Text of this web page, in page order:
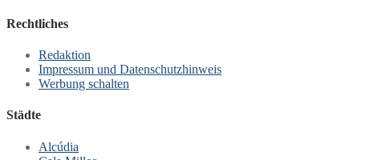
Rechtliches
Redaktion
Impressum und Datenschutzhinweis
Werbung schalten
Städte
Alcúdia